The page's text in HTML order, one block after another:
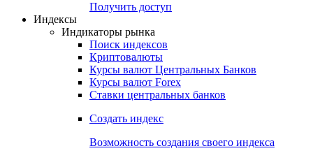
Попробуйте7-дневный
Откройте глобальную базу данных
Получить доступ
Индикаторы рынка
Поиск индексов
Курсы валют Центральных Банков
Ставки центральных банков